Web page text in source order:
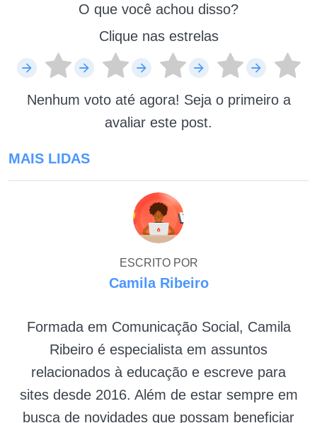
O que você achou disso?
Clique nas estrelas
Nenhum voto até agora! Seja o primeiro a
avaliar este post.
MAIS LIDAS
ESCRITO POR
Camila Ribeiro
Formada em Comunicação Social, Camila
Ribeiro é especialista em assuntos
relacionados à educação e escreve para
sites desde 2016. Além de estar sempre em
busca de novidades que possam beneficiar